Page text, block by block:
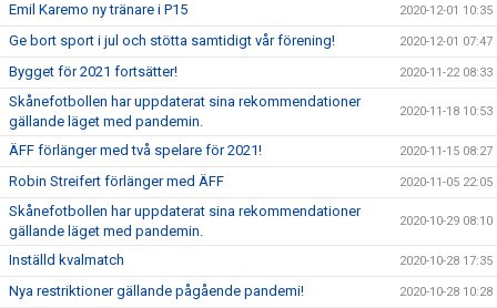
Emil Karemo ny tränare i P15 2020-12-01 10:35
Ge bort sport i jul och stötta samtidigt vår förening! 2020-12-01 07:47
Bygget för 2021 fortsätter! 2020-11-22 08:33
Skånefotbollen har uppdaterat sina rekommendationer
gällande läget med pandemin.
2020-11-18 10:53
ÄFF förlänger med två spelare för 2021! 2020-11-15 08:27
Robin Streifert förlänger med ÄFF 2020-11-05 22:05
Skånefotbollen har uppdaterat sina rekommendationer
gällande läget med pandemin.
2020-10-29 08:10
Inställd kvalmatch 2020-10-28 17:35
Nya restriktioner gällande pågående pandemi! 2020-10-28 10:28